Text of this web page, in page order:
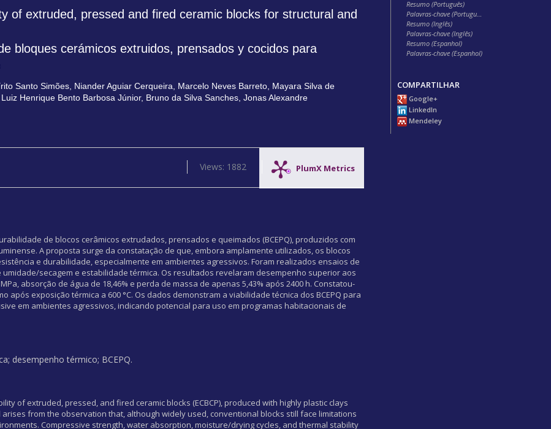
of extruded, pressed and fired ceramic blocks for structural and
bloques cerámicos extruidos, prensados y cocidos para
Santo Simões Niander Aguiar Cerqueira Marcelo Neves Barreto Mayara Silva de
Luiz Henrique Bento Barbosa Júnior, Bruno da Silva Sanches ,Jonas Alexandre
PlumX Metrics
Views: 1882
de blocos cerâmicos extrudados, prensados e queimados (BCEPQ), produzidos com
A proposta surge da constatação de que, embora amplamente utilizados, os blocos
e durabilidade, especialmente em ambientes agressivos. Foram realizados ensaios de
secagem e estabilidade térmica. Os resultados revelaram desempenho superior aos
absorção de água de 18,46% e perda de massa de apenas 5,43% após 2400 h. Constatou-
exposição térmica a 600 °C. Os dados demonstram a viabilidade técnica dos BCEPQ para
em ambientes agressivos, indicando potencial para uso em programas habitacionais de
desempenho térmico; BCEPQ.
of extruded, pressed, and fired ceramic blocks (ECBCP), produced with highly plastic clays
from the observation that, although widely used, conventional blocks still face limitations
Compressive strength, water absorption, moisture/drying cycles, and thermal stability
Resumo (Português)
Resumo (Inglês)
Palavras-chave (Inglês)
Resumo (Espanhol)
Palavras-chave (Espanhol)
COMPARTILHAR
Google+
LinkedIn
Mendeley